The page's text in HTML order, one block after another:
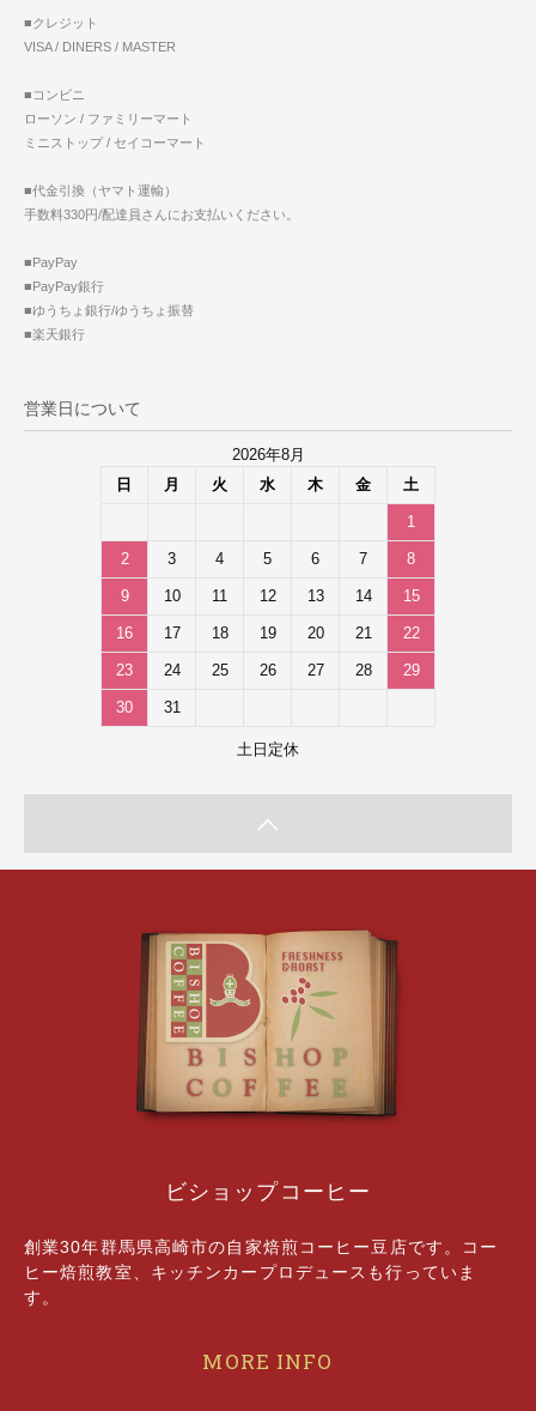
■クレジット
VISA / DINERS / MASTER
■コンビニ
ローソン / ファミリーマート
ミニストップ / セイコーマート
■代金引換（ヤマト運輸）
手数料330円/配達員さんにお支払いください。
■PayPay
■PayPay銀行
■ゆうちょ銀行/ゆうちょ振替
■楽天銀行
営業日について
2026年8月
日
月 火 水 木 金 土
1
2 3 4 5 6 7 8
9 10 11 12 13 14 15
16 17 18 19 20 21 22
23 24 25 26 27 28 29
30 31
土日定休
ビショップコーヒー
創業30年群馬県高崎市の自家焙煎コーヒー豆店です。コー
ヒー焙煎教室、キッチンカープロデュースも行っていま
す。
MORE INFO